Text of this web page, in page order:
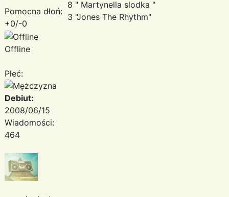
Pomocna dłoń:
+0/-0
Offline
Płeć:
Debiut:
2008/06/15
Wiadomości:
464
8 " Martynella slodka "
3 "Jones The Rhythm"